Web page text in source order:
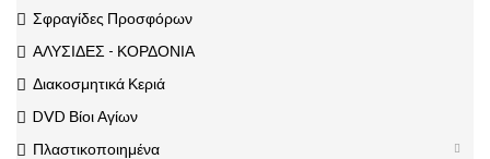
Σφραγίδες Προσφόρων
ΑΛΥΣΙΔΕΣ - ΚΟΡΔΟΝΙΑ
Διακοσμητικά Κεριά
DVD Βίοι Αγίων
Πλαστικοποιημένα